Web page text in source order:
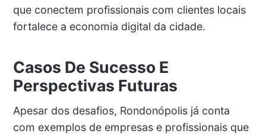
que conectem profissionais com clientes locais
fortalece a economia digital da cidade.
Casos De Sucesso E
Perspectivas Futuras
Apesar dos desafios, Rondonópolis já conta
com exemplos de empresas e profissionais que